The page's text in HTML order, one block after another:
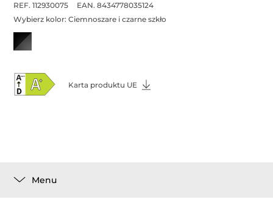
REF. 112930075
EAN. 8434778035124
Wybierz kolor:Ciemnoszare i czarne szkło
Karta produktu UE
Menu